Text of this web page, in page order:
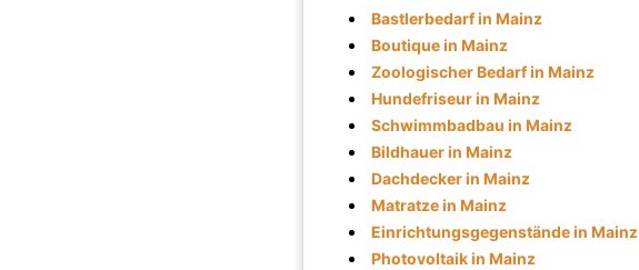
Bastlerbedarf in Mainz
Boutique in Mainz
Zoologischer Bedarf in Mainz
Hundefriseur in Mainz
Schwimmbadbau in Mainz
Bildhauer in Mainz
Dachdecker in Mainz
Matratze in Mainz
Einrichtungsgegenstände in Mainz
Photovoltaik in Mainz